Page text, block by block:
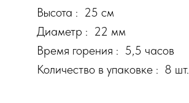
Высота : 25 см
Диаметр : 22 мм
Время горения : 5,5 часов
Количество в упаковке : 8 шт.